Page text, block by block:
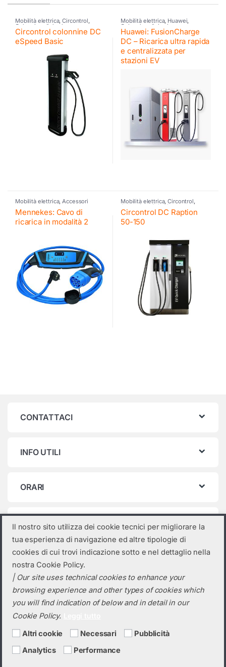
Mobilità elettrica,Circontrol,
Colonnine di ricarica
Circontrol colonnine DC
eSpeed Basic
Mobilità elettrica, Huawei,
Colonnine di ricarica
Huawei: FusionCharge
DC – Ricarica ultra rapida
e centralizzata per
stazioni EV
Mobilità elettrica,Accessori
Mennekes: Cavo di
ricarica in modalità 2
Mobilità elettrica,Circontrol,
Colonnine di ricarica
Circontrol DC Raption
50-150
CONTATTACI
INFO UTILI
ORARI
Categorie prodotto
Wallbox
Hai bisogno di un preventivo?
Il nostro sito utilizza dei cookie tecnici per migliorare la
tua esperienza di navigazione ed altre tipologie di
cookies di cui trovi indicazione sotto e nel dettaglio nella
nostra Cookie Policy.
| Our site uses technical cookies to enhance your
browsing experience and other types of cookies which
you will find indication of below and in detail in our
Cookie Policy.
Altri cookie Necessari
Pubblicità
Analytics
Performance